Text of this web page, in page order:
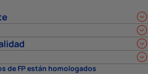
de FP están homologados